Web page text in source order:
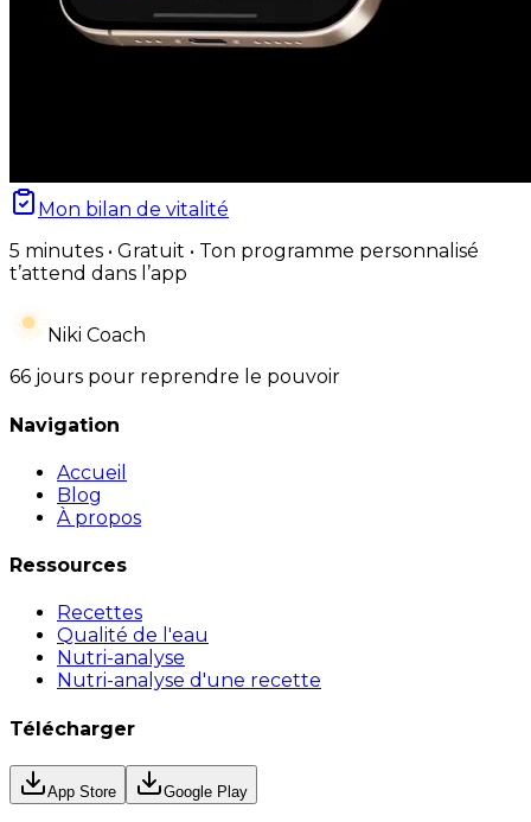
Mon bilan de vitalité
5 minutes • Gratuit • Ton programme personnalisé
t’attend dans l’app
Niki Coach
66 jours pour reprendre le pouvoir
Navigation
Accueil
Blog
À propos
Ressources
Recettes
Qualité de l'eau
Nutri-analyse
Nutri-analyse d'une recette
Télécharger
App Store Google Play